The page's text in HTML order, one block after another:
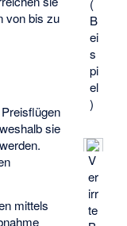
(
B
ei
s
pi
el
)
V
er
irr
te
von bis zu
sie
mittels